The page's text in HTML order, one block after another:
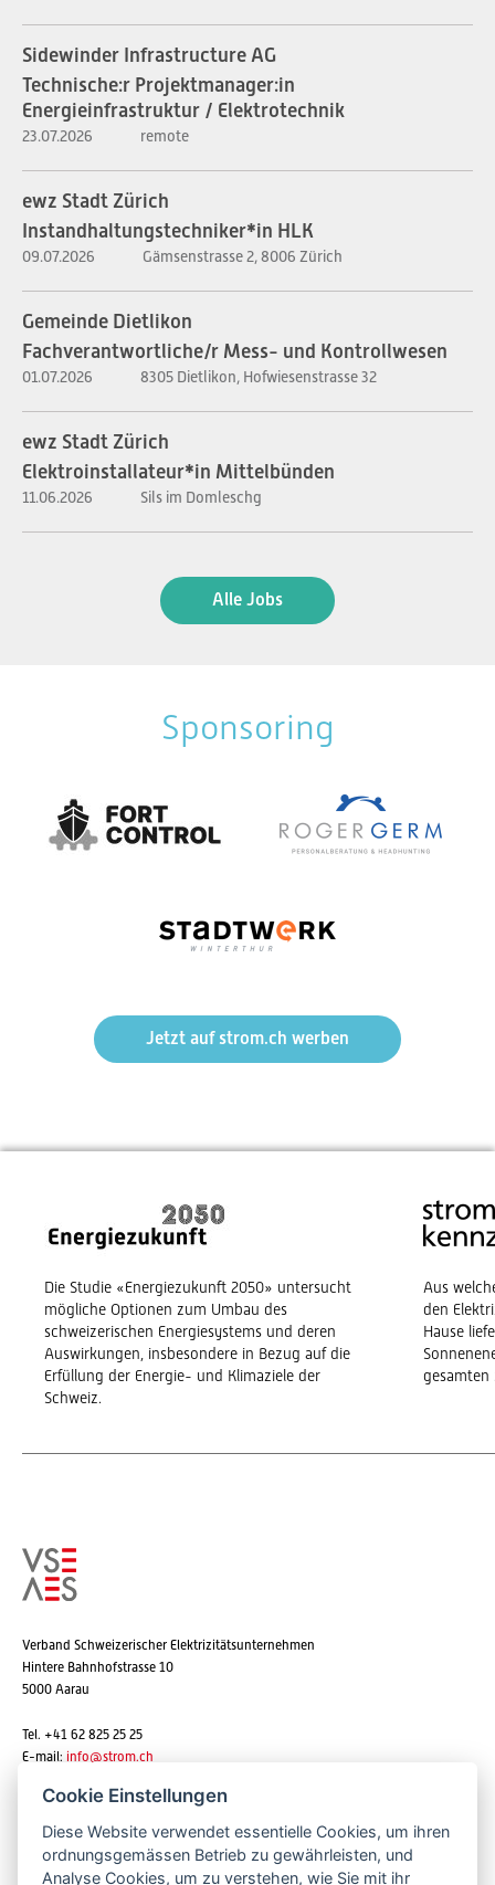
Sidewinder Infrastructure AG
Technische:r Projektmanager:in
Energieinfrastruktur / Elektrotechnik
23.07.2026 remote
ewz Stadt Zürich
Instandhaltungstechniker*in HLK
09.07.2026 Gämsenstrasse 2, 8006 Zürich
Gemeinde Dietlikon
Fachverantwortliche/r Mess- und Kontrollwesen
01.07.2026 8305 Dietlikon, Hofwiesenstrasse 32
ewz Stadt Zürich
Elektroinstallateur*in Mittelbünden
11.06.2026 Sils im Domleschg
Alle Jobs
Sponsoring
Jetzt auf strom.ch werben
Die Studie «Energiezukunft 2050» untersucht
mögliche Optionen zum Umbau des
schweizerischen Energiesystems und deren
Auswirkungen, insbesondere in Bezug auf die
Erfüllung der Energie- und Klimaziele der
Schweiz.
Aus
den
Hause
gesamten
Verband Schweizerischer Elektrizitätsunternehmen
Hintere Bahnhofstrasse 10
5000 Aarau
Tel. +41 62 825 25 25
E-mail: info@strom.ch
Newsletter abonnieren
Cookie Einstellungen
Diese Website verwendet essentielle Cookies, um ihren
ordnungsgemässen Betrieb zu gewährleisten, und
Analyse Cookies, um zu verstehen, wie Sie mit ihr